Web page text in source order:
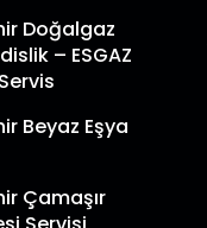
Doğalgaz
– ESGAZ
Beyaz Eşya
Çamaşır